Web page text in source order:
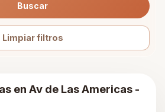
Buscar
Limpiar filtros
en Av de Las Americas -